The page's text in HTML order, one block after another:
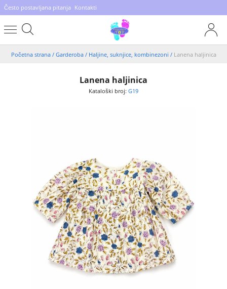
Često postavljana pitanja Kontakti
Početna strana / Garderoba / Haljine, suknjice, kombinezoni / Lanena haljinica
Lanena haljinica
Kataloški broj: G19